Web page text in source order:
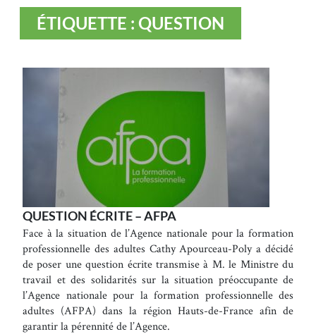
ÉTIQUETTE : QUESTION
QUESTION ÉCRITE – AFPA
Face à la situation de l’Agence nationale pour la formation
professionnelle des adultes Cathy Apourceau-Poly a décidé
de poser une question écrite transmise à M. le Ministre du
travail et des solidarités sur la situation préoccupante de
l’Agence nationale pour la formation professionnelle des
adultes (AFPA) dans la région Hauts-de-France afin de
garantir la pérennité de l’Agence.